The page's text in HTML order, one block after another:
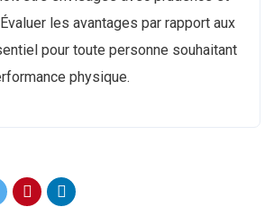
les avantages par rapport aux
pour toute personne souhaitant
physique.